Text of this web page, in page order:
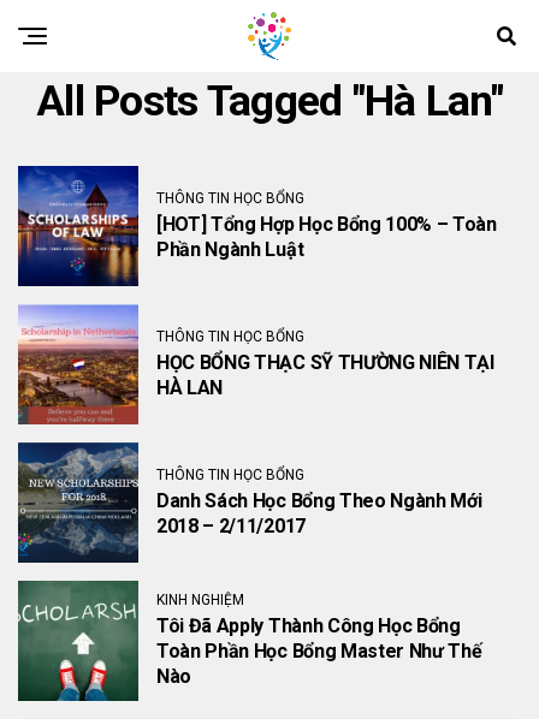
All Posts Tagged "Hà Lan"
THÔNG TIN HỌC BỔNG
[HOT] Tổng Hợp Học Bổng 100% – Toàn
Phần Ngành Luật
THÔNG TIN HỌC BỔNG
HỌC BỔNG THẠC SỸ THƯỜNG NIÊN TẠI
HÀ LAN
THÔNG TIN HỌC BỔNG
Danh Sách Học Bổng Theo Ngành Mới
2018 – 2/11/2017
KINH NGHIỆM
Tôi Đã Apply Thành Công Học Bổng
Toàn Phần Học Bổng Master Như Thế
Nào